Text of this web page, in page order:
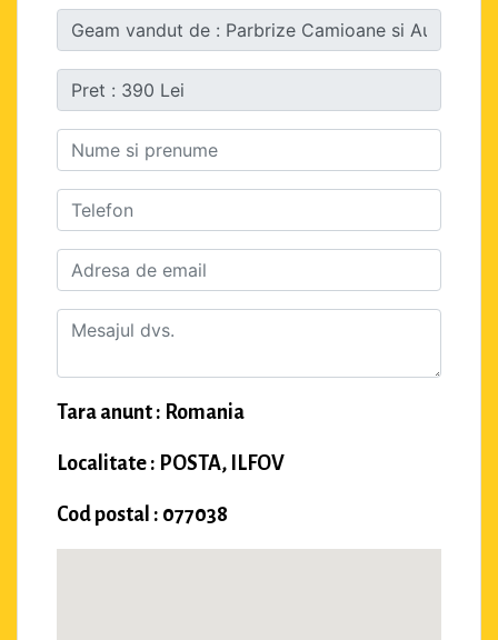
Tara anunt : Romania
Localitate : POSTA, ILFOV
Cod postal : 077038